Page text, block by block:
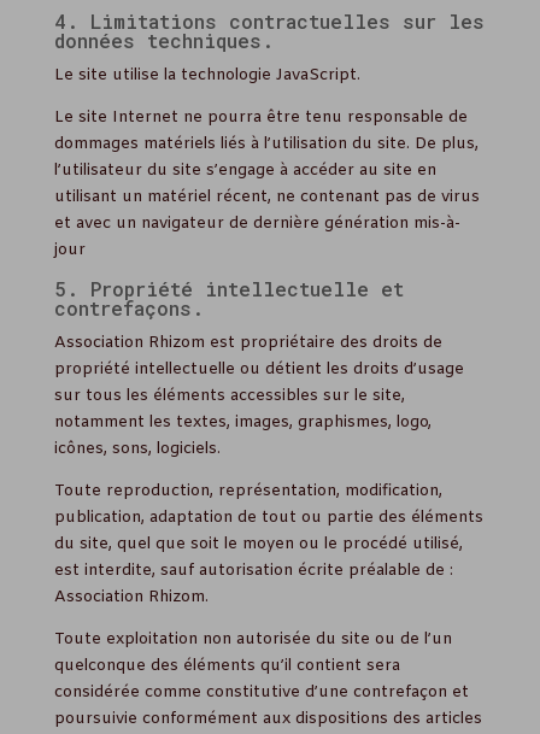
4. Limitations contractuelles sur les
données techniques.
Le site utilise la technologie JavaScript.
Le site Internet ne pourra être tenu responsable de
dommages matériels liés à l’utilisation du site. De plus,
l’utilisateur du site s’engage à accéder au site en
utilisant un matériel récent, ne contenant pas de virus
et avec un navigateur de dernière génération mis-à-
jour
5. Propriété intellectuelle et
contrefaçons.
Association Rhizom est propriétaire des droits de
propriété intellectuelle ou détient les droits d’usage
sur tous les éléments accessibles sur le site,
notamment les textes, images, graphismes, logo,
icônes, sons, logiciels.
Toute reproduction, représentation, modification,
publication, adaptation de tout ou partie des éléments
du site, quel que soit le moyen ou le procédé utilisé,
est interdite, sauf autorisation écrite préalable de :
Association Rhizom.
Toute exploitation non autorisée du site ou de l’un
quelconque des éléments qu’il contient sera
considérée comme constitutive d’une contrefaçon et
poursuivie conformément aux dispositions des articles